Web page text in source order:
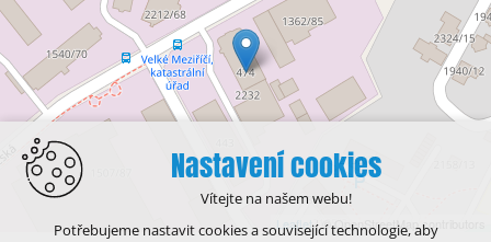
Leaflet | © OpenStreetMap contributors
Nastavení cookies
Vítejte na našem webu!
Potřebujeme nastavit cookies a související technologie, aby